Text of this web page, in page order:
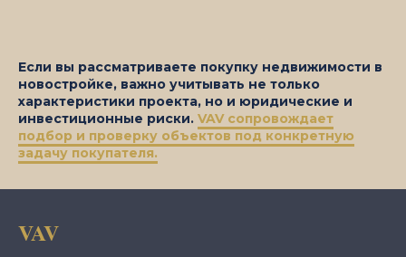
Если вы рассматриваете покупку недвижимости в
новостройке, важно учитывать не только
характеристики проекта, но и юридические и
инвестиционные риски. VAV сопровождает
подбор и проверку объектов под конкретную
задачу покупателя.
VAV